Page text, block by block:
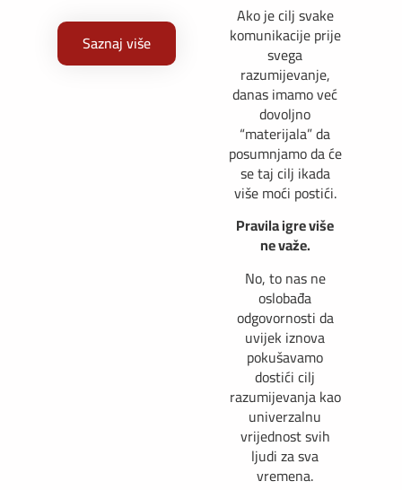
Saznaj više
Ako je cilj svake
komunikacije prije
svega
razumijevanje,
danas imamo već
dovoljno
“materijala” da
posumnjamo da će
se taj cilj ikada
više moći postići.
Pravila igre više
ne važe.
No, to nas ne
oslobađa
odgovornosti da
uvijek iznova
pokušavamo
dostići cilj
razumijevanja kao
univerzalnu
vrijednost svih
ljudi za sva
vremena.